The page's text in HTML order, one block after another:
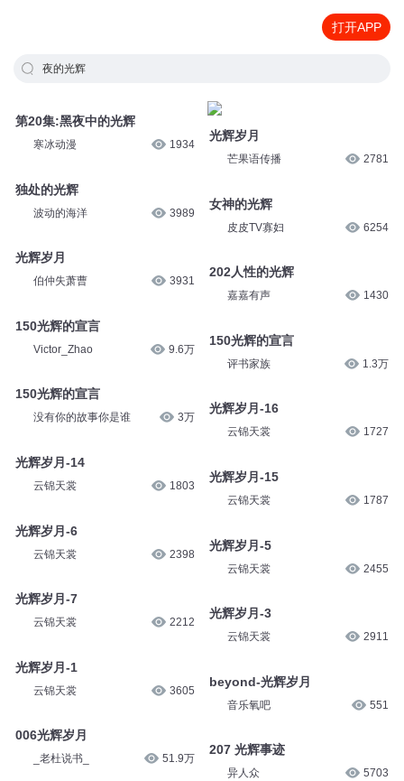
打开APP
夜的光辉
第20集:黑夜中的光辉
寒冰动漫 1934
独处的光辉
波动的海洋 3989
光辉岁月
伯仲失萧曹 3931
150光辉的宣言
Victor_Zhao 9.6万
150光辉的宣言
没有你的故事你是谁 3万
光辉岁月-14
云锦天裳 1803
光辉岁月-6
云锦天裳 2398
光辉岁月-7
云锦天裳 2212
光辉岁月-1
云锦天裳 3605
006光辉岁月
_老杜说书_ 51.9万
光辉岁月
芒果语传播 2781
女神的光辉
皮皮TV寡妇 6254
202人性的光辉
嘉嘉有声 1430
150光辉的宣言
评书家族 1.3万
光辉岁月-16
云锦天裳 1727
光辉岁月-15
云锦天裳 1787
光辉岁月-5
云锦天裳 2455
光辉岁月-3
云锦天裳 2911
beyond-光辉岁月
音乐氧吧 551
207 光辉事迹
异人众 5703